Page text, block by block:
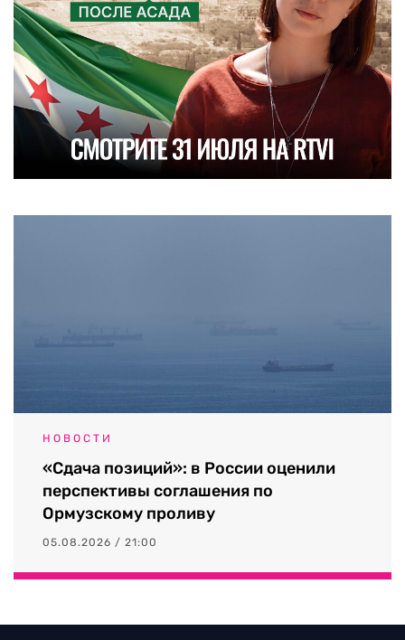
НОВОСТИ
«Сдача позиций»: в России оценили
перспективы соглашения по
Ормузскому проливу
05.08.2026 / 21:00